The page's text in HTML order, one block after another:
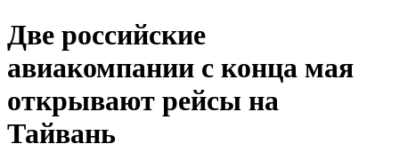
Две российские
авиакомпании с конца мая
открывают рейсы на
Тайвань